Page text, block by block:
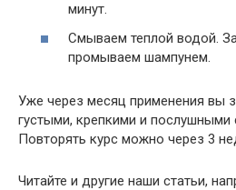
минут.
Смываем теплой водой.
промываем шампунем.
Уже через месяц применения вы
густыми, крепкими и послушными
Повторять курс можно через 3
Читайте и другие наши статьи,